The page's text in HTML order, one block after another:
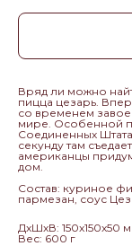
Вряд ли можно
пицца цезарь.
со временем
мире. Особенной
Соединенных
секунду там
американцы
дом.
Состав: куриное
пармезан, соус
ДxШxВ: 150x150x50
Вес: 600 г